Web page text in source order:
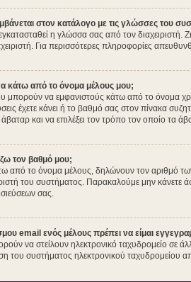
στον κατάλογο με τις γλώσσες του
η γλώσσα σας από τον
Για περισσότερες πληροφορίες
κάτω από το όνομα μέλους μου;
μπορούν να εμφανιστούς κάτω από το όνομα
έχετε κάνει ή το βαθμό σας στον πίνακα
άβαταρ και να επιλέξει τον τρόπο τον οποίο τα
τον βαθμό μου;
από το όνομα μέλους, δηλώνουν τον αριθμό των
του συστήματος. Παρακαλούμε μην κάνετε
σας.
email ενός μέλους πρέπει να είμαι
να στείλουν ηλεκτρονικό ταχυδρομείο σε
του συστήματος ηλεκτρονικού ταχυδρομείου